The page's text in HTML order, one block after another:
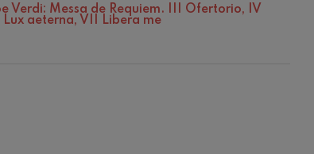
2022/2023 Denboraldia
Temporada 2016/2017
Verdi: Messa de Requiem. III Ofertorio, IV
Lux aeterna, VII Libera me